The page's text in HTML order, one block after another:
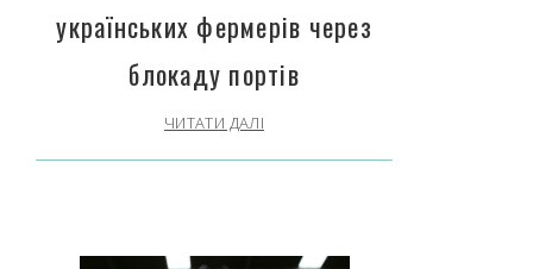
українських фермерів через
блокаду портів
ЧИТАТИ ДАЛІ